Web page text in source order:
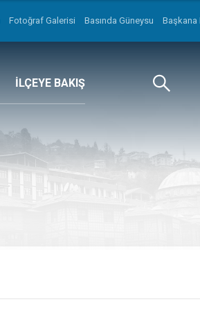
Fotoğraf Galerisi Basında Güneysu Başkana
İLÇEYE BAKIŞ